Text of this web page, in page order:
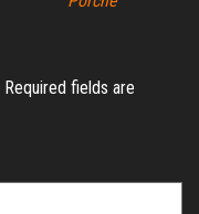
Required fields are